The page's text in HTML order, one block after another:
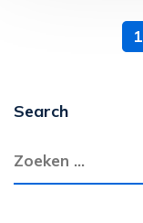
1
Search